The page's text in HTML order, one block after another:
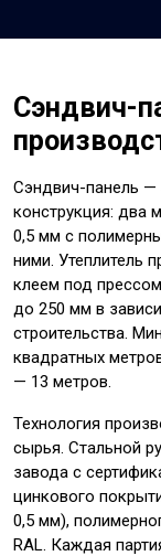
Сэндвич-
Сэндвич-панель —
конструкция: два
0,5 мм с
ними. Утеплитель
клеем под
до 250 мм в
строительства.
квадратных
— 13 метров.
Технология
сырья. Стальной
завода с
цинкового
0,5 мм),
RAL. Каждая